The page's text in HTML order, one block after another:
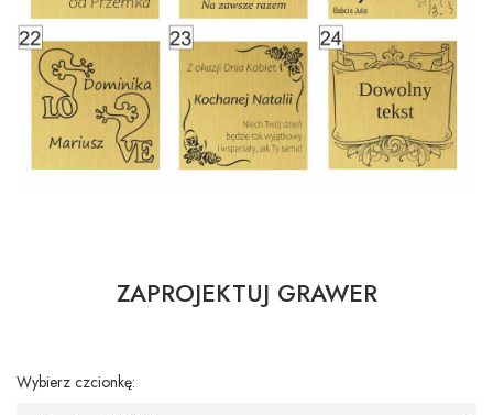
ZAPROJEKTUJ GRAWER
Wybierz czcionkę: